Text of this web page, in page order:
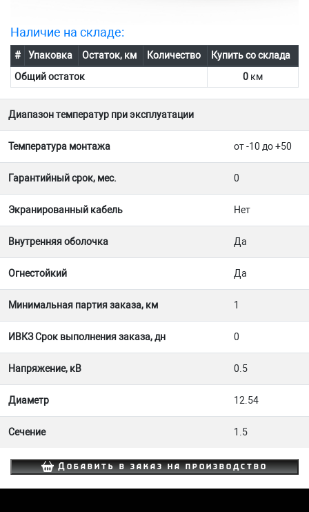
Наличие на складе:
# Упаковка Остаток, км Количество
Купить со склада
Общий остаток
0 км
Диапазон температур при эксплуатации
Температура монтажа от -10 до +50
Гарантийный срок, мес. 0
Экранированный кабель Нет
Внутренняя оболочка Да
Огнестойкий Да
Минимальная партия заказа, км 1
ИВКЗ Срок выполнения заказа, дн 0
Напряжение, кВ 0.5
Диаметр 12.54
Сечение 1.5
Добавить в заказ на производство